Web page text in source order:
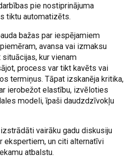
pie nostiprinājuma
tiktu automatizēts.
bažas par iespējamiem
avansa vai izmaksu
kur vienam
process var tikt kavēts vai
termiņus. Tāpat izskanēja kritika,
ierobežot elastību, izvēloties
modeli, īpaši daudzdzīvokļu
vairāku gadu diskusiju
ekspertiem, un citi alternatīvi
atbalstu.